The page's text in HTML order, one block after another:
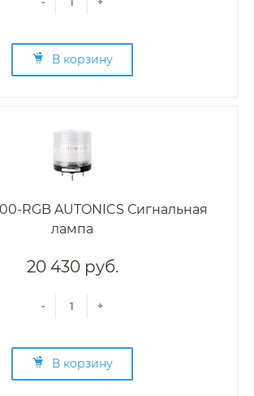
В корзину
RGB AUTONICS Сигнальная
лампа
20 430 руб.
- +
В корзину